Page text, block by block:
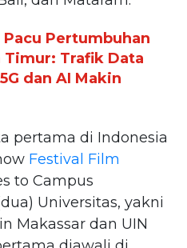
Pacu Pertumbuhan
Trafik Data
dan AI Makin
pertama di Indonesia
Festival Film
to Campus
Universitas, yakni
Makassar dan UIN